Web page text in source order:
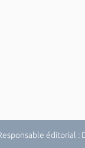
éditorial :